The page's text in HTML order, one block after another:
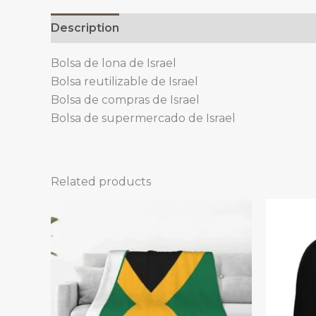
Description
Bolsa de lona de Israel
Bolsa reutilizable de Israel
Bolsa de compras de Israel
Bolsa de supermercado de Israel
Related products